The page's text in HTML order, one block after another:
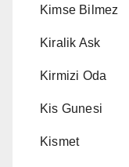
Kimse Bilmez
Kiralik Ask
Kirmizi Oda
Kis Gunesi
Kismet